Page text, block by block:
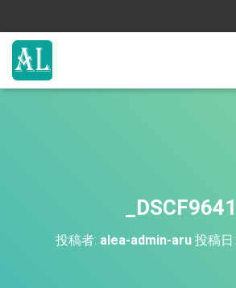
_DSCF9641
投稿者: alea-admin-aru 投稿日: